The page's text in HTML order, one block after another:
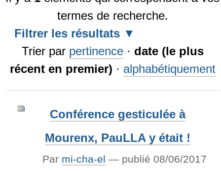
termes de recherche.
Filtrer les résultats
Trier par pertinence · date (le plus
récent en premier) · alphabétiquement
Conférence gesticulée à
Mourenx, PauLLA y était !
Par mi-cha-el — publié 08/06/2017